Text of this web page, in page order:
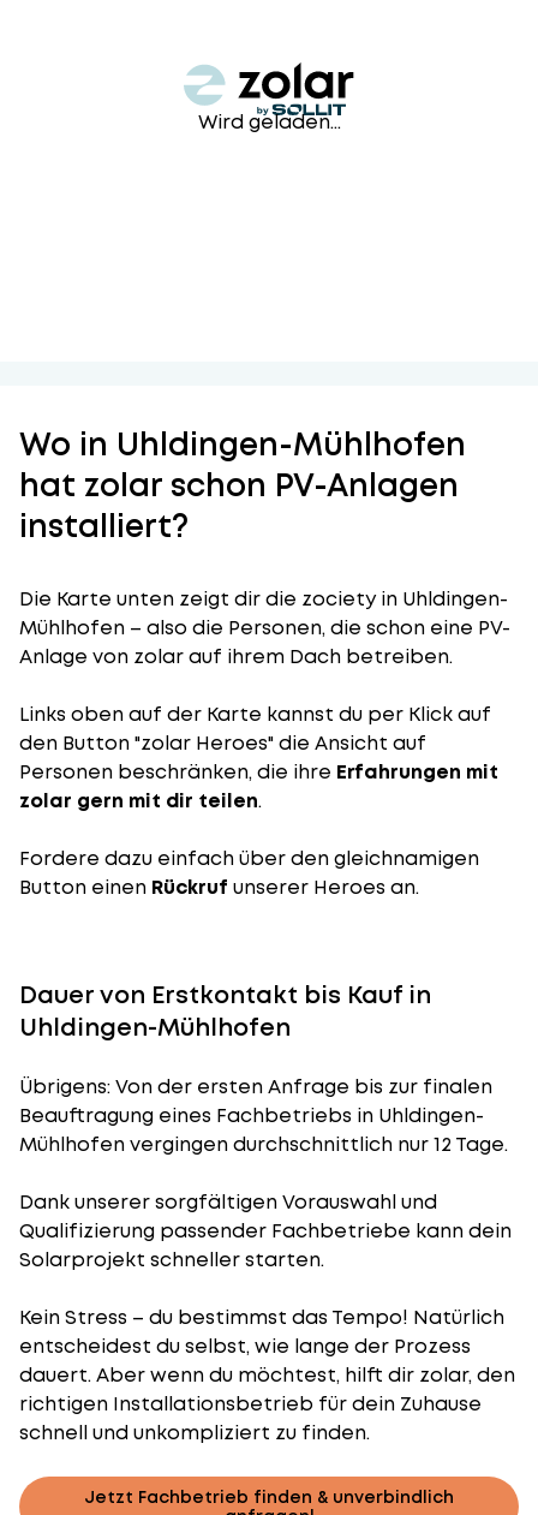
Wird geladen...
Wo in Uhldingen-Mühlhofen
hat zolar schon PV-Anlagen
installiert?
Die Karte unten zeigt dir die zociety in Uhldingen-
Mühlhofen – also die Personen, die schon eine PV-
Anlage von zolar auf ihrem Dach betreiben.
Links oben auf der Karte kannst du per Klick auf
den Button "zolar Heroes" die Ansicht auf
Personen beschränken, die ihre Erfahrungen mit
zolar gern mit dir teilen.
Fordere dazu einfach über den gleichnamigen
Button einen Rückruf unserer Heroes an.
Dauer von Erstkontakt bis Kauf in
Uhldingen-Mühlhofen
Übrigens: Von der ersten Anfrage bis zur finalen
Beauftragung eines Fachbetriebs in Uhldingen-
Mühlhofen vergingen durchschnittlich nur 12 Tage.
Dank unserer sorgfältigen Vorauswahl und
Qualifizierung passender Fachbetriebe kann dein
Solarprojekt schneller starten.
Kein Stress – du bestimmst das Tempo! Natürlich
entscheidest du selbst, wie lange der Prozess
dauert. Aber wenn du möchtest, hilft dir zolar, den
richtigen Installationsbetrieb für dein Zuhause
schnell und unkompliziert zu finden.
Jetzt Fachbetrieb finden & unverbindlich